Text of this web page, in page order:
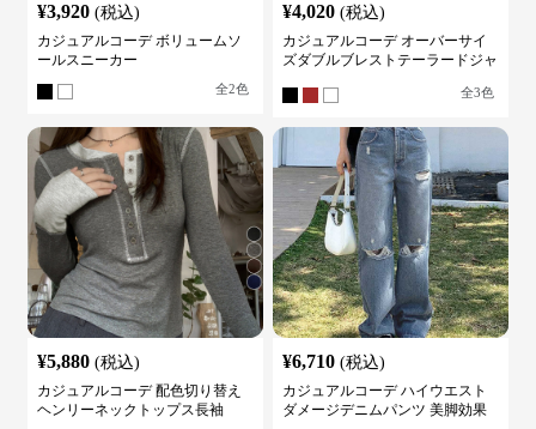
¥3,920 (税込)
カジュアルコーデ ボリュームソ
ールスニーカー
全2色
¥4,020 (税込)
カジュアルコーデ オーバーサイ
ズダブルブレストテーラードジャ
全3色
¥5,880 (税込)
カジュアルコーデ 配色切り替え
ヘンリーネックトップス長袖
¥6,710 (税込)
カジュアルコーデ ハイウエスト
ダメージデニムパンツ 美脚効果